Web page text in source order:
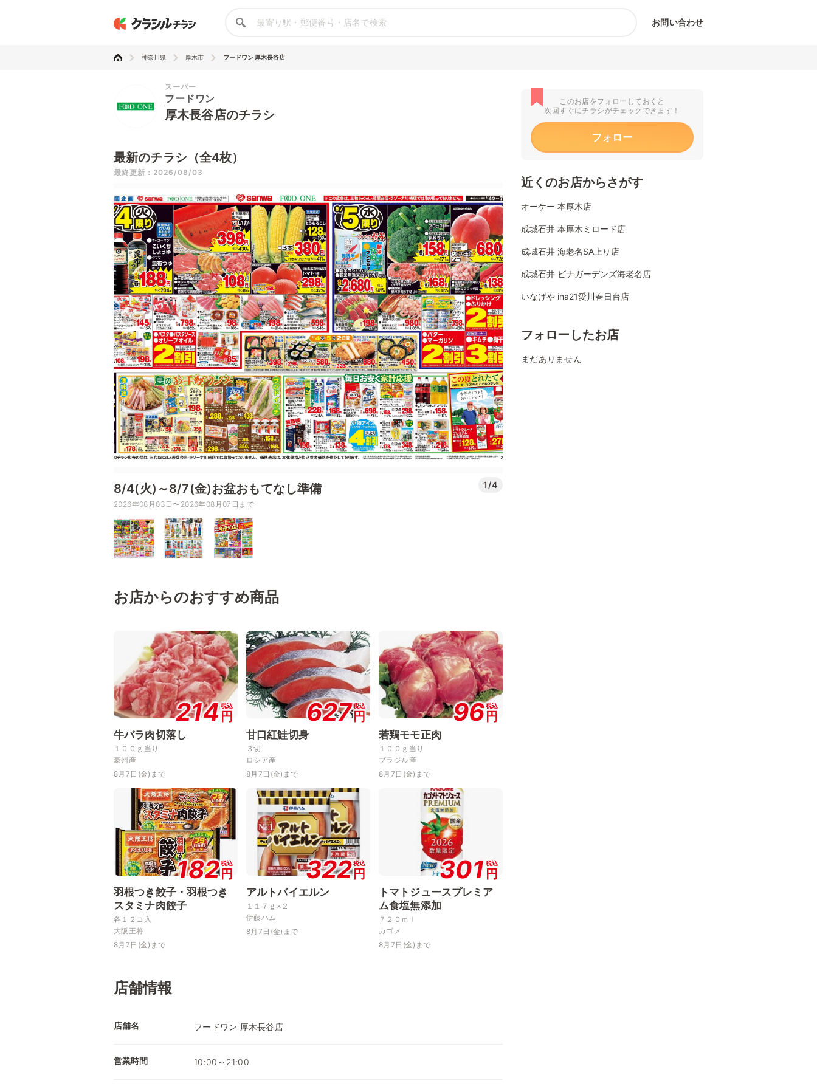
お問い合わせ
神奈川県 厚木市 フードワン 厚木長谷店
スーパー
フードワン
厚木長谷店のチラシ
最新のチラシ（全4枚）
最終更新：2026/08/03
8/4(火)～8/7(金)お盆おもてなし準備 1/4
2026年08月03日〜2026年08月07日まで
お店からのおすすめ商品
214税込
円
牛バラ肉切落し
１００ｇ当り
豪州産
8月7日(金)まで
627税込
円
甘口紅鮭切身
３切
ロシア産
8月7日(金)まで
96税込
円
若鶏モモ正肉
１００ｇ当り
ブラジル産
8月7日(金)まで
182税込
円
羽根つき餃子・羽根つき
スタミナ肉餃子
各１２コ入
大阪王将
8月7日(金)まで
322税込
円
アルトバイエルン
１１７ｇ×２
伊藤ハム
8月7日(金)まで
301 税込
円
トマトジュースプレミア
ム食塩無添加
７２０ｍｌ
カゴメ
8月7日(金)まで
店舗情報
店舗名 フードワン 厚木長谷店
営業時間 10:00～21:00
このお店をフォローしておくと
次回すぐにチラシがチェックできます！
フォロー
近くのお店からさがす
オーケー 本厚木店
成城石井 本厚木ミロード店
成城石井 海老名SA上り店
成城石井 ビナガーデンズ海老名店
いなげや ina21愛川春日台店
フォローしたお店
まだありません